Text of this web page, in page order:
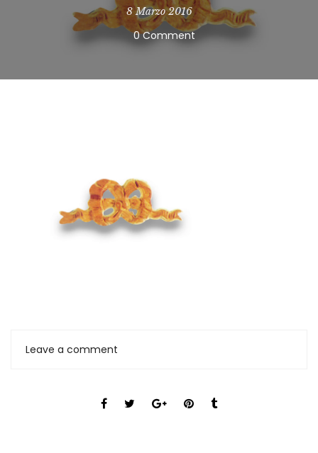
8 Marzo 2016
0 Comment
Leave a comment